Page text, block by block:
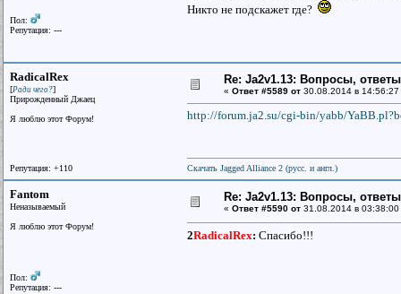
Пол:
Репутация: ---
Никто не подскажет где?
RadicalRex
[Ради чего?]
Прирожденный Джаец
Я люблю этот Форум!
Репутация: +110
Re: Ja2v1.13: Вопросы,
« Ответ #5589 от 30.08.2014 в 14:56:27
http://forum.ja2.su/cgi-bin/yabb/
Скачать Jagged Alliance 2 (русс. и англ.)
Fantom
Неназываемый
Я люблю этот Форум!
Пол:
Репутация: ---
Re: Ja2v1.13: Вопросы,
« Ответ #5590 от 31.08.2014 в 03:38:00
2RadicalRex: Спасибо!!!